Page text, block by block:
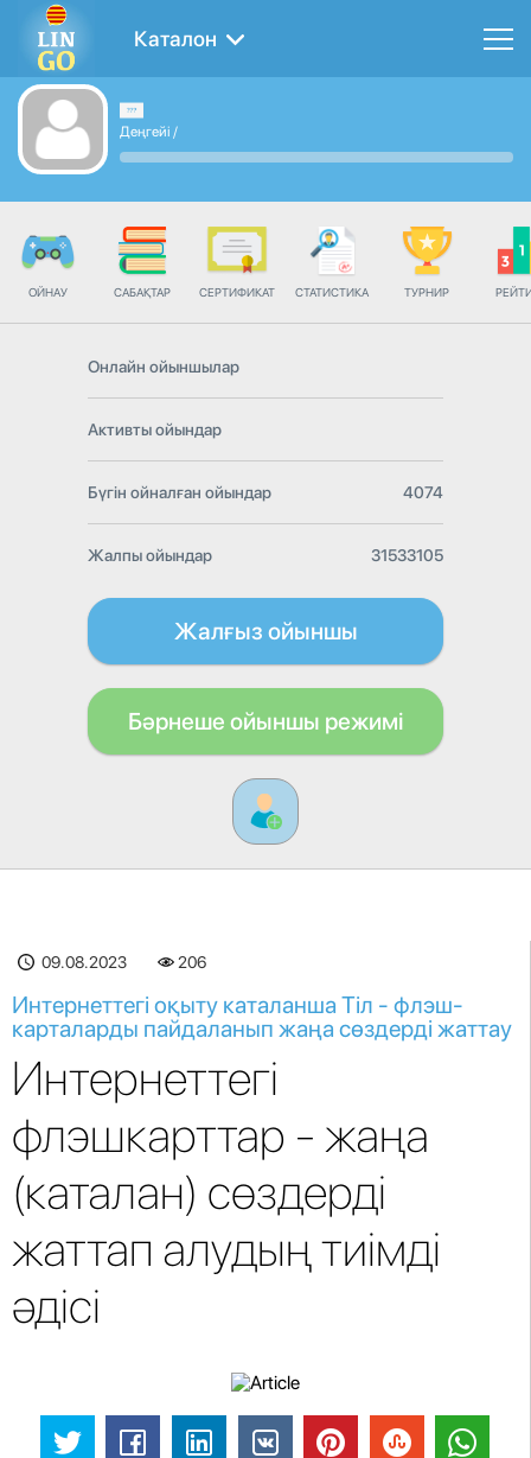
Каталон
Деңгейі /
ОЙНАУ САБАҚТАР СЕРТИФИКАТ СТАТИСТИКА ТУРНИР
Онлайн ойыншылар
Активты ойындар
Бүгін ойналған ойындар 4074
Жалпы ойындар 31533105
Жалғыз ойыншы
Бәрнеше ойыншы режимі
09.08.2023 206
Интернеттегі оқыту каталанша Тіл - флэш-
карталарды пайдаланып жаңа сөздерді жаттау
Интернеттегі
флэшкарттар - жаңа
(каталан) сөздерді
жаттап алудың тиімді
әдісі